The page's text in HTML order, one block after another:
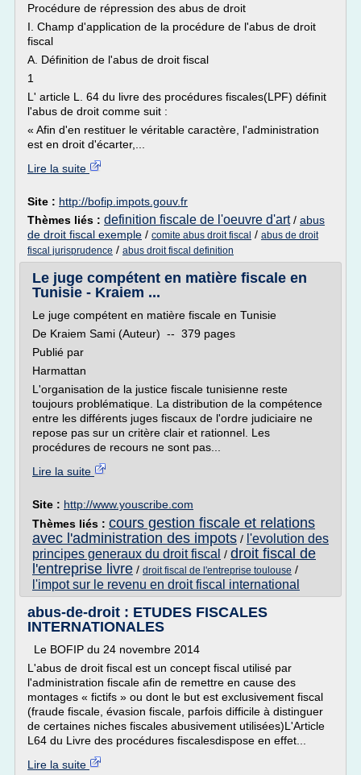
Procédure de répression des abus de droit
I. Champ d'application de la procédure de l'abus de droit
fiscal
A. Définition de l'abus de droit fiscal
1
L' article L. 64 du livre des procédures fiscales(LPF) définit
l'abus de droit comme suit :
« Afin d'en restituer le véritable caractère, l'administration
est en droit d'écarter,...
Lire la suite
Site : http://bofip.impots.gouv.fr
Thèmes liés : definition fiscale de l'oeuvre d'art/ abus
de droit fiscal exemple / comite abus droit fiscal / abus de droit
fiscal jurisprudence / abus droit fiscal definition
Le juge compétent en matière fiscale en
Tunisie - Kraiem ...
Le juge compétent en matière fiscale en Tunisie
De Kraiem Sami (Auteur) -- 379 pages
Publié par
Harmattan
L'organisation de la justice fiscale tunisienne reste
toujours problématique. La distribution de la compétence
entre les différents juges fiscaux de l'ordre judiciaire ne
repose pas sur un critère clair et rationnel. Les
procédures de recours ne sont pas...
Lire la suite
Site : http://www.youscribe.com
Thèmes liés : cours gestion fiscale et relations
avec l'administration des impots / l'evolution des
principes generaux du droit fiscal / droit fiscal de
l'entreprise livre / droit fiscal de l'entreprise toulouse /
l'impot sur le revenu en droit fiscal international
abus-de-droit : ETUDES FISCALES
INTERNATIONALES
Le BOFIP du 24 novembre 2014
L'abus de droit fiscal est un concept fiscal utilisé par
l'administration fiscale afin de remettre en cause des
montages « fictifs » ou dont le but est exclusivement fiscal
(fraude fiscale, évasion fiscale, parfois difficile à distinguer
de certaines niches fiscales abusivement utilisées)L'Article
L64 du Livre des procédures fiscalesdispose en effet...
Lire la suite